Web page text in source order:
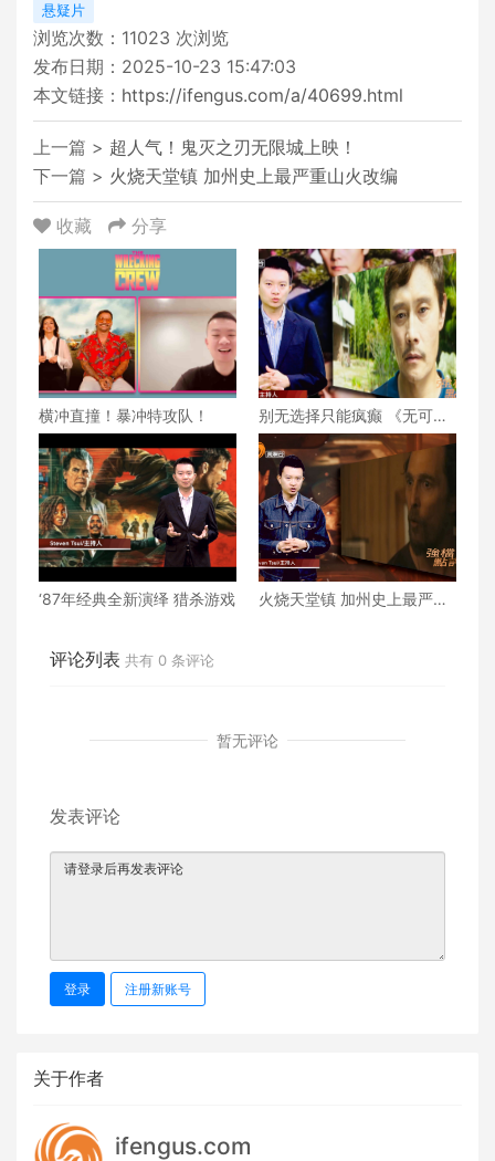
悬疑片
浏览次数： 11023 次浏览
发布日期：2025-10-23 15:47:03
本文链接： https://ifengus.com/a/40699.html
上一篇 > 超人气！鬼灭之刃无限城上映！
下一篇 > 火烧天堂镇 加州史上最严重山火改编
收藏 分享
横冲直撞！暴冲特攻队！
别无选择只能疯癫 《无可奈
何》
‘87年经典全新演绎 猎杀游戏
火烧天堂镇 加州史上最严重
评论列表 共有 0 条评论
暂无评论
发表评论
登录 注册新账号
关于作者
ifengus.com